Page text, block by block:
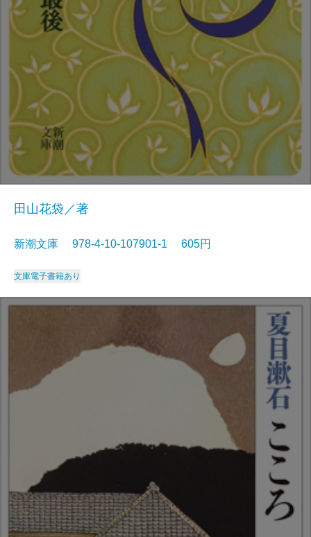
田山花袋／著
新潮文庫 978-4-10-107901-1 605円
文庫電子書籍あり